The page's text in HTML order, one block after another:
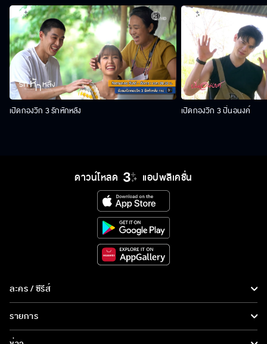
เปิดกองวิก 3 รักหักหลัง เปิดกองวิก 3 ปิ่นอนงค์
ดาวน์โหลด แอปพลิเคชั่น
ละคร / ซีรีส์
ละคร/ซีรีส์
ซีรีส์นานาชาติ
รายการ
รายการทั้งหมด